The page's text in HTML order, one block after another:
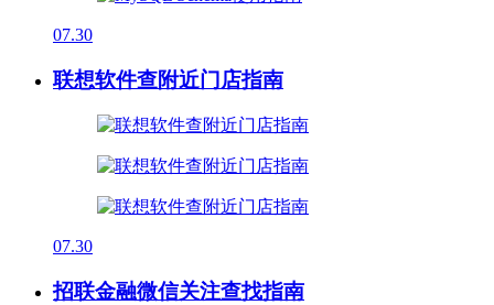
07.30
联想软件查附近门店指南
07.30
招联金融微信关注查找指南